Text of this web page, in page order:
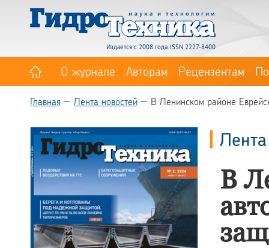
Издается с 2008 года. ISSN 2227-8400
О журнале Авторам Рецензентам
Главная Лента новостей В Ленинском районе
В